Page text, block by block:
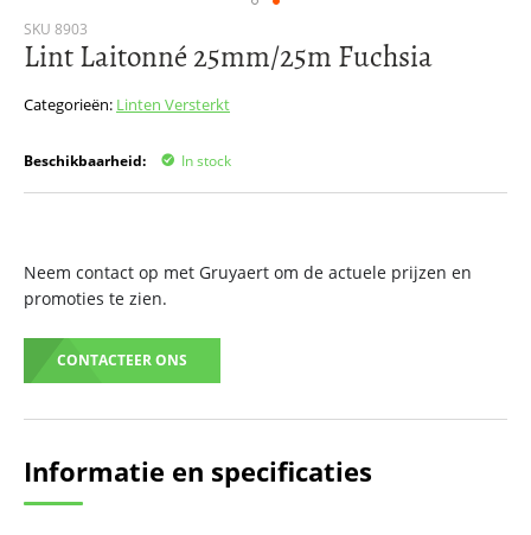
SKU 8903
Lint Laitonné 25mm/25m Fuchsia
Categorieën: Linten Versterkt
Beschikbaarheid: In stock
Neem contact op met Gruyaert om de actuele prijzen en
promoties te zien.
CONTACTEER ONS
Ga
naar
begin
afbeeldingen-
gallerij
Informatie en specificaties